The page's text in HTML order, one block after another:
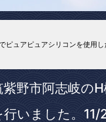
ピュアピュアシリコンを使用
紫野市阿志岐の
行いました。11/